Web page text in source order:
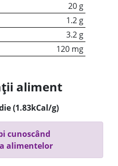
20 g
1.2 g
3.2 g
120 mg
aliment
(1.83kCal/g)
cunoscând
alimentelor